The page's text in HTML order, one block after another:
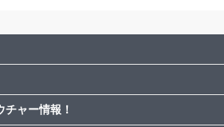
ャー情報！